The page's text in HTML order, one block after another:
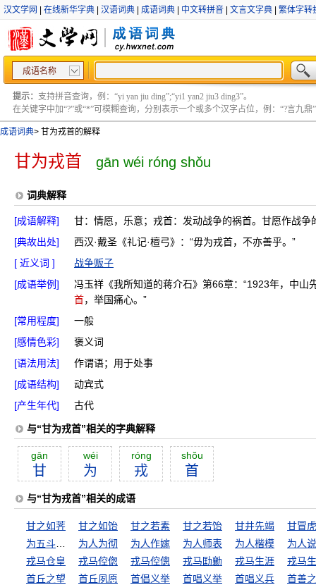
汉文学网 在线新华字典 汉语词典 成语词典 中文转拼音 文言文字典 繁体字转
成语名称
提示： 支持拼音查询，例：“yi yan jiu ding”;“yi1 yan2 jiu3 ding3”。
在关键字中加“?”或“*”可模糊查询，分别表示一个或多个汉字占位，例：“?言九鼎”
成语词典> 甘为戎首的解释
甘为戎首 gān wéi róng shǒu
词典解释
[成语解释]
甘：情愿，乐意；戎首：发动战争的祸首。甘愿作战争
[典故出处]
西汉·戴圣《礼记·檀弓》：“毋为戎首，不亦善乎。”
[ 近义词 ]
战争贩子
[成语举例]
冯玉祥《我所知道的蒋介石》第66章：“1923年，中山
首，举国痛心。”
[常用程度]
一般
[感情色彩]
褒义词
[语法用法]
作谓语；用于处事
[成语结构]
动宾式
[产生年代]
古代
与“甘为戎首”相关的字典解释
gān
甘
wéi
为
róng
戎
shŏu
首
与“甘为戎首”相关的成语
甘之如荠 甘之如饴 甘之若素 甘之若饴 甘井先竭
甘冒
为人为彻 为人作嫁 为人师表 为人楷模
为人
戎马仓皇
戎马倥偬 戎马倥傯 戎马劻勷 戎马生涯
戎马
首丘之望
首丘夙愿 首倡义举 首唱义举 首唱义兵 首善